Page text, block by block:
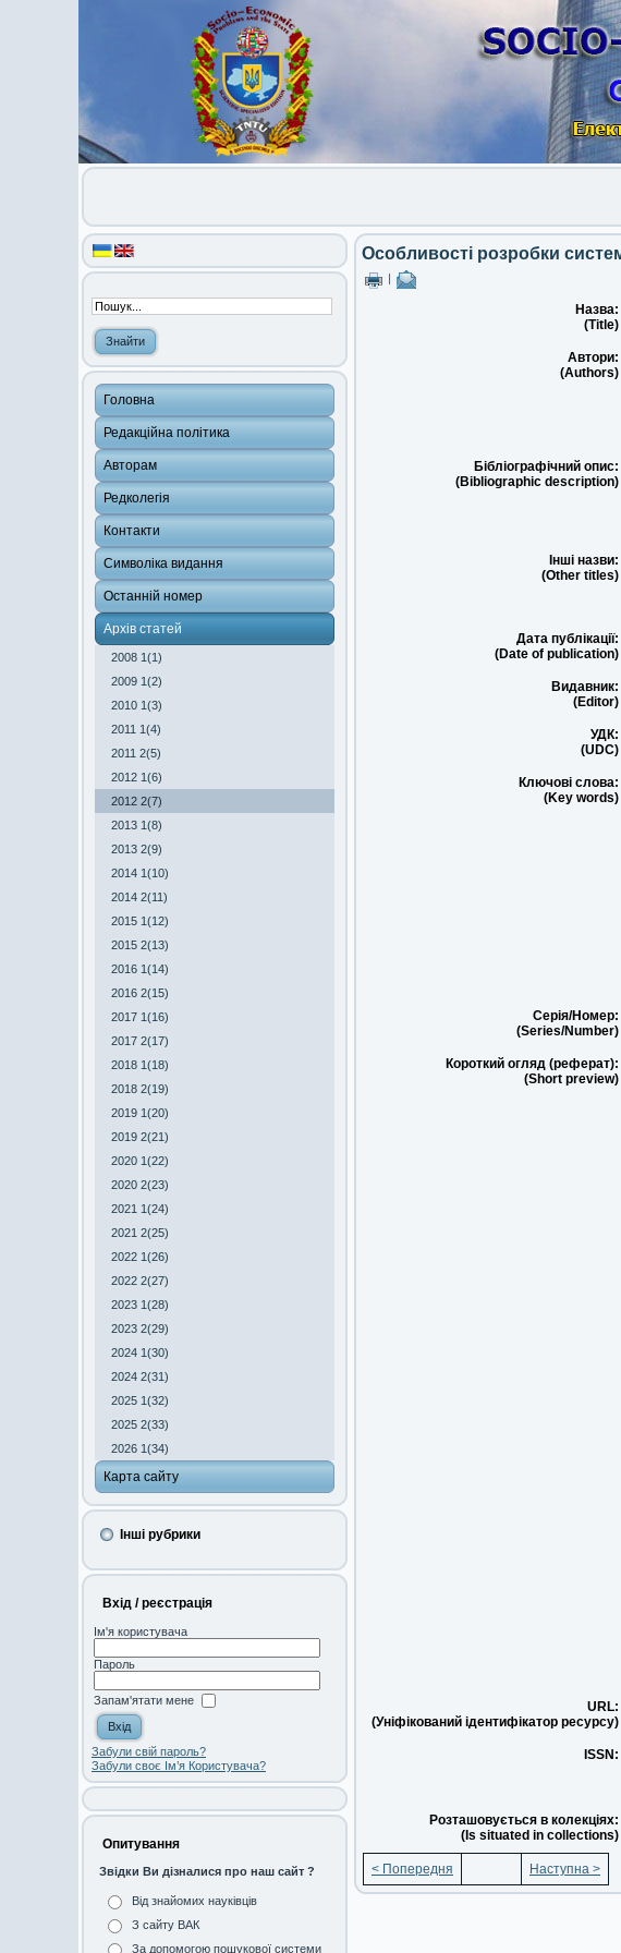
Головна
Редакційна політика
Авторам
Редколегія
Контакти
Символіка видання
Останній номер
Архів статей
2008 1(1)
2009 1(2)
2010 1(3)
2011 1(4)
2011 2(5)
2012 1(6)
2012 2(7)
2013 1(8)
2013 2(9)
2014 1(10)
2014 2(11)
2015 1(12)
2015 2(13)
2016 1(14)
2016 2(15)
2017 1(16)
2017 2(17)
2018 1(18)
2018 2(19)
2019 1(20)
2019 2(21)
2020 1(22)
2020 2(23)
2021 1(24)
2021 2(25)
2022 1(26)
2022 2(27)
2023 1(28)
2023 2(29)
2024 1(30)
2024 2(31)
2025 1(32)
2025 2(33)
2026 1(34)
Карта сайту
Інші рубрики
Вхід / реєстрація
Ім'я користувача
Пароль
Запам'ятати мене
Забули свій пароль?
Забули своє Ім’я Користувача?
Опитування
Звідки Ви дізналися про наш сайт ?
Від знайомих науківців
З сайту ВАК
За допомогою пошукової системи
Особливості розробки
Назва:
(Title)
Автори:
(Authors)
Бібліографічний опис:
(Bibliographic description)
Інші назви:
(Other titles)
Дата публікації:
(Date of publication)
Видавник:
(Editor)
УДК:
(UDC)
Ключові слова:
(Key words)
Серія/Номер:
(Series/Number)
Короткий огляд (реферат):
(Short preview)
URL:
(Уніфікований ідентифікатор ресурсу)
ISSN:
Розташовується в колекціях:
(Is situated in collections)
< Попередня Наступна >